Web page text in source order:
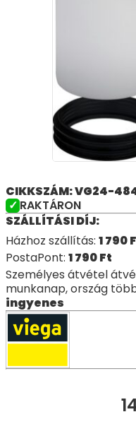
CIKKSZÁM: VG24-
RAKTÁRON
SZÁLLÍTÁSI DÍJ:
Házhoz szállítás: 1 790
PostaPont: 1 790Ft
Személyes átvétel
munkanap, ország
ingyenes